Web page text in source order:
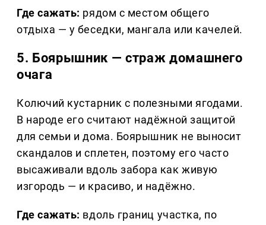
Где сажать: рядом с местом общего
отдыха — у беседки, мангала или качелей.
5. Боярышник — страж домашнего
очага
Колючий кустарник с полезными ягодами.
В народе его считают надёжной защитой
для семьи и дома. Боярышник не выносит
скандалов и сплетен, поэтому его часто
высаживали вдоль забора как живую
изгородь — и красиво, и надёжно.
Где сажать: вдоль границ участка, по